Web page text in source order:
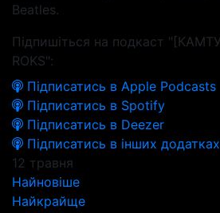
Beatles.
Підпишіться на подкаст
ROKS":
Підписатись в Apple Podcasts
Підписатись в Spotify
Підписатись в Deezer
Підписатись в інших додатках
12 травня
Найновіше
Найкрайще